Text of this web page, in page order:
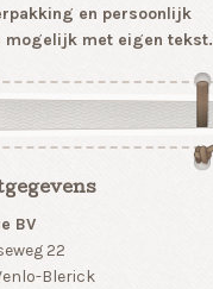
en persoonlijk
mogelijk met eigen tekst.
BV
22
Blerick